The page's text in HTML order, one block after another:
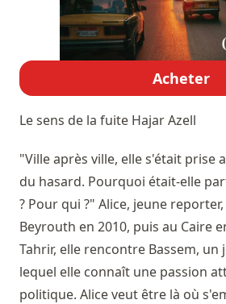
Acheter
Le sens de la fuite Hajar Azell
"Ville après ville, elle s'était prise
du hasard. Pourquoi était-elle
? Pour qui ?" Alice, jeune
Beyrouth en 2010, puis au Caire
Tahrir, elle rencontre Bassem, un
lequel elle connaît une passion
politique. Alice veut être là où